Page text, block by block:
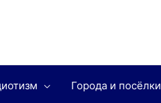
Города и посёлки